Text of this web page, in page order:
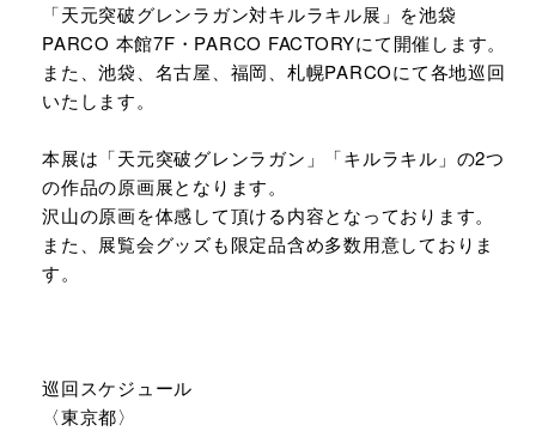
「天元突破グレンラガン対キルラキル展」を池袋
PARCO 本館7F・PARCO FACTORYにて開催します。
また、池袋、名古屋、福岡、札幌PARCOにて各地巡回
いたします。
本展は「天元突破グレンラガン」「キルラキル」の2つ
の作品の原画展となります。
沢山の原画を体感して頂ける内容となっております。
また、展覧会グッズも限定品含め多数用意しておりま
す。
巡回スケジュール
〈東京都〉